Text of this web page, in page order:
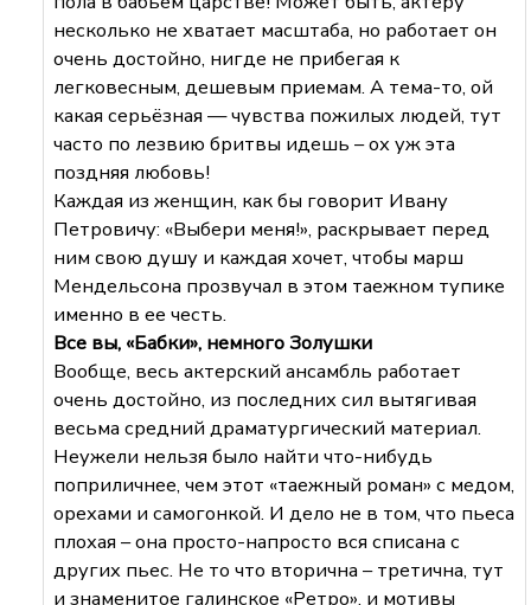
несколько не хватает масштаба, но работает он
очень достойно, нигде не прибегая к
легковесным, дешевым приемам. А тема-то, ой
какая серьёзная — чувства пожилых людей, тут
часто по лезвию бритвы идешь – ох уж эта
поздняя любовь!
Каждая из женщин, как бы говорит Ивану
Петровичу: «Выбери меня!», раскрывает перед
ним свою душу и каждая хочет, чтобы марш
Мендельсона прозвучал в этом таежном тупике
именно в ее честь.
Все вы, «Бабки», немного Золушки
Вообще, весь актерский ансамбль работает
очень достойно, из последних сил вытягивая
весьма средний драматургический материал.
Неужели нельзя было найти что-нибудь
поприличнее, чем этот «таежный роман» с медом,
орехами и самогонкой. И дело не в том, что пьеса
плохая – она просто-напросто вся списана с
других пьес. Не то что вторична – третична, тут
и знаменитое галинское «Ретро», и мотивы